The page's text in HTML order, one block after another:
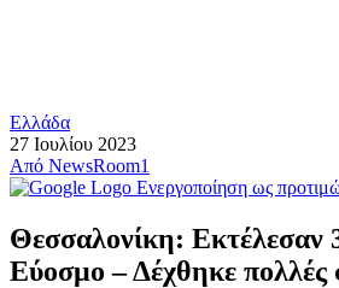
Ελλάδα
27 Ιουλίου 2023
Από NewsRoom1
Ενεργοποίηση ως
Θεσσαλονίκη: Εκτέλεσαν
Εύοσμο – Δέχθηκε πολλές